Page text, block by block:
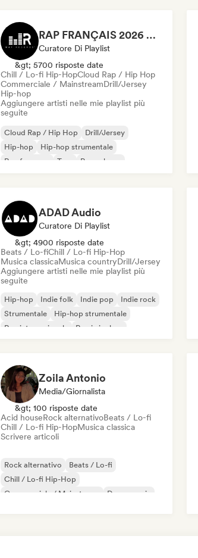
RAP FRANÇAIS 2026 🔥🇫🇷 (Way Records)
Curatore Di Playlist
&gt; 5700 risposte date
Chill / Lo-fi Hip-HopCloud Rap / Hip Hop
Commerciale / MainstreamDrill/Jersey
Hip-hop
Aggiungere artisti nelle mie playlist più
seguite
Cloud Rap / Hip Hop
Drill/Jersey
Hip-hop
Hip-hop strumentale
Rap francese
Trap
Pop urbano
ADAD Audio
Curatore Di Playlist
&gt; 4900 risposte date
Beats / Lo-fiChill / Lo-fi Hip-Hop
Musica classicaMusica countryDrill/Jersey
Aggiungere artisti nelle mie playlist più
seguite
Hip-hop Indie folk Indie pop
Indie rock
Strumentale
Hip-hop strumentale
Rap internazionale
Rap in inglese
Zoila Antonio
Media/Giornalista
&gt; 100 risposte date
Acid houseRock alternativoBeats / Lo-fi
Chill / Lo-fi Hip-HopMusica classica
Scrivere articoli
Rock alternativo
Beats / Lo-fi
Chill / Lo-fi Hip-Hop
Commerciale / Mainstream
Dance music